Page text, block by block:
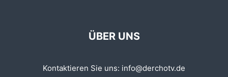
ÜBER UNS
Kontaktieren Sie uns: info@derchotv.de